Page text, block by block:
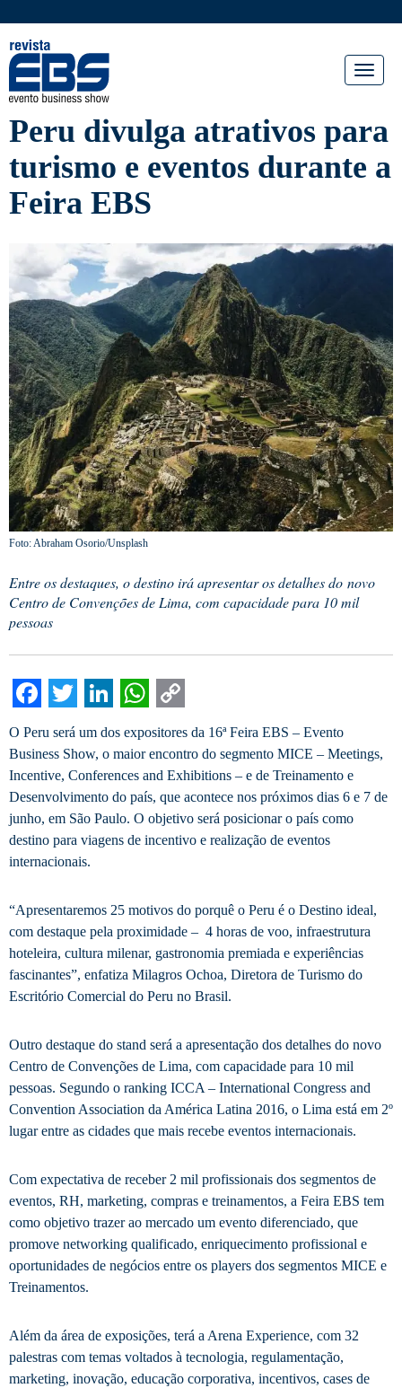
Toggle
Peru divulga atrativos para
turismo e eventos durante a
Feira EBS
Foto: Abraham Osorio/Unsplash
Entre os destaques, o destino irá apresentar os detalhes do novo
Centro de Convenções de Lima, com capacidade para 10 mil
pessoas
Facebook
Twitter
LinkedIn
WhatsApp
Copy
Link
O Peru será um dos expositores da 16ª Feira EBS – Evento
Business Show, o maior encontro do segmento MICE – Meetings,
Incentive, Conferences and Exhibitions – e de Treinamento e
Desenvolvimento do país, que acontece nos próximos dias 6 e 7 de
junho, em São Paulo. O objetivo será posicionar o país como
destino para viagens de incentivo e realização de eventos
internacionais.
“Apresentaremos 25 motivos do porquê o Peru é o Destino ideal,
com destaque pela proximidade – 4 horas de voo, infraestrutura
hoteleira, cultura milenar, gastronomia premiada e experiências
fascinantes”, enfatiza Milagros Ochoa, Diretora de Turismo do
Escritório Comercial do Peru no Brasil.
Outro destaque do stand será a apresentação dos detalhes do novo
Centro de Convenções de Lima, com capacidade para 10 mil
pessoas. Segundo o ranking ICCA – International Congress and
Convention Association da América Latina 2016, o Lima está em 2º
lugar entre as cidades que mais recebe eventos internacionais.
Com expectativa de receber 2 mil profissionais dos segmentos de
eventos, RH, marketing, compras e treinamentos, a Feira EBS tem
como objetivo trazer ao mercado um evento diferenciado, que
promove networking qualificado, enriquecimento profissional e
oportunidades de negócios entre os players dos segmentos MICE e
Treinamentos.
Além da área de exposições, terá a Arena Experience, com 32
palestras com temas voltados à tecnologia, regulamentação,
marketing, inovação, educação corporativa, incentivos, cases de